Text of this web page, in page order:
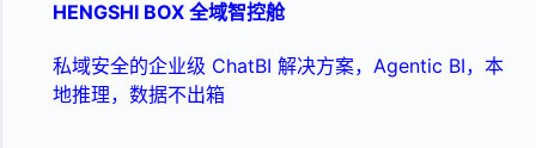
HENGSHI BOX 全域智控舱
私域安全的企业级 ChatBI 解决方案，Agentic BI，本
地推理，数据不出箱